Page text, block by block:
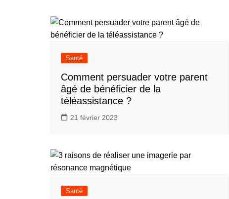
Santé
Comment persuader votre parent
âgé de bénéficier de la
téléassistance ?
21 février 2023
Santé